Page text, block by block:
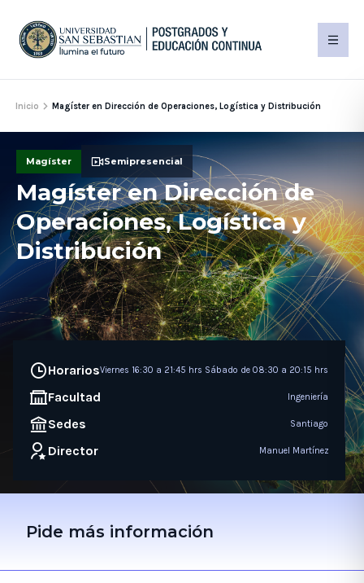
Inicio Magíster en Dirección de Operaciones, Logística y Distribución
Magíster Semipresencial
Magíster en Dirección de
Operaciones, Logística y
Distribución
HorariosViernes 16:30 a 21:45 hrs Sábado de 08:30 a 20:15 hrs
Facultad Ingeniería
Sedes Santiago
Director Manuel Martínez
Pide más información